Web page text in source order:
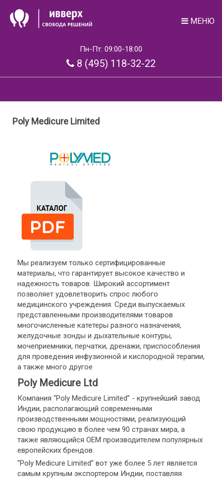
МЕНЮ
Пн-Пт: 09:00-18:00
8 (495) 118-32-22
Poly Medicure Limited
Мы реализуем только сертифицированные
материалы, что гарантирует высокое качество и
надежность товаров. Широкий ассортимент
позволяет удовлетворить спрос любого
медицинского учреждения. Среди выпускаемых
представленными производителями товаров
многочисленные катетеры разного назначения,
желудочные зонды и дыхательные контуры,
мочеприемники, перчатки, дренажи, приспособления
для проведения инфузионной и кислородной терапии,
а также много другое
Poly Medicure Ltd
Компания “Poly Medicure Limited” - крупнейший завод
Индии, располагающий современными
производственными мощностями, реализующий
свою продукцию в более чем 90 странах мира, а
также являющийся ОЕМ производителем популярных
европейских брендов.
“Poly Medicure Limited” вот уже более 5 лет является
самым крупным экспортером Индии, поставляя